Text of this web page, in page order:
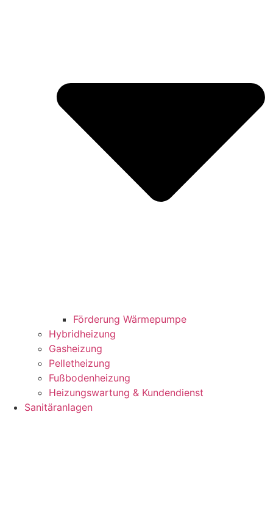
Förderung Wärmepumpe
Hybridheizung
Gasheizung
Pelletheizung
Fußbodenheizung
Heizungswartung & Kundendienst
Sanitäranlagen